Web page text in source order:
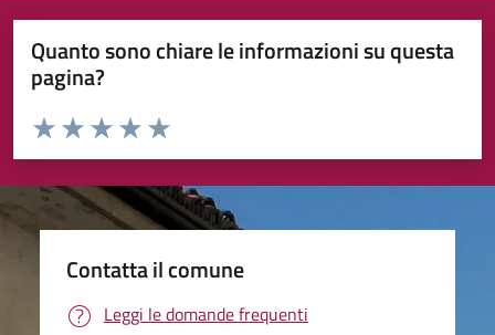
Quanto sono chiare le informazioni su questa
pagina?
Valuta da 1 a 5 stelle la pagina
Valuta 5 stelle su 5
Valuta 4 stelle su 5
Valuta 3 stelle su 5
Valuta 2 stelle su 5
Valuta 1 stelle su 5
Contatta il comune
Leggi le domande frequenti